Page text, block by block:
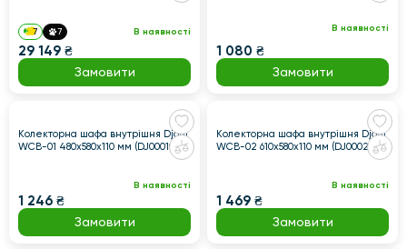
7 7 В наявності
29 149 ₴
Замовити
В наявності
1 080 ₴
Замовити
Колекторна шафа внутрішня Djoul
WCB-01 480x580x110 мм (DJ000100)
В наявності
1 246 ₴
Замовити
Колекторна шафа внутрішня Djoul
WCB-02 610x580x110 мм (DJ000200)
В наявності
1 469 ₴
Замовити